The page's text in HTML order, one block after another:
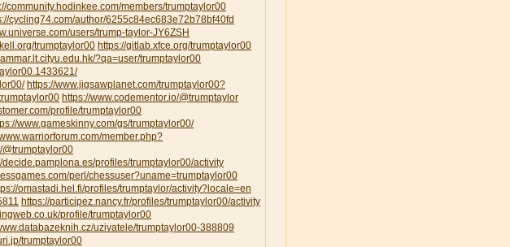
community.hodinkee.com/members/trumptaylor00
cycling74.com/author/6255c84ec683e72b78bf40fd
users/trump-taylor-JY6ZSH
trumptaylor00 https://gitlab.xfce.org/trumptaylor00
?qa=user/trumptaylor00
https://www.jigsawplanet.com/trumptaylor00?
https://www.codementor.io/@trumptaylor
profile/trumptaylor00
www.gameskinny.com/gs/trumptaylor00/
member.php?
@trumptaylor00
decide.pamplona.es/profiles/trumptaylor00/activity
perl/chessuser?uname=trumptaylor00
omastadi.hel.fi/profiles/trumptaylor/activity?locale=en
https://participez.nancy.fr/profiles/trumptaylor00/activity
profile/trumptaylor00
uzivatele/trumptaylor00-388809
trumptaylor00